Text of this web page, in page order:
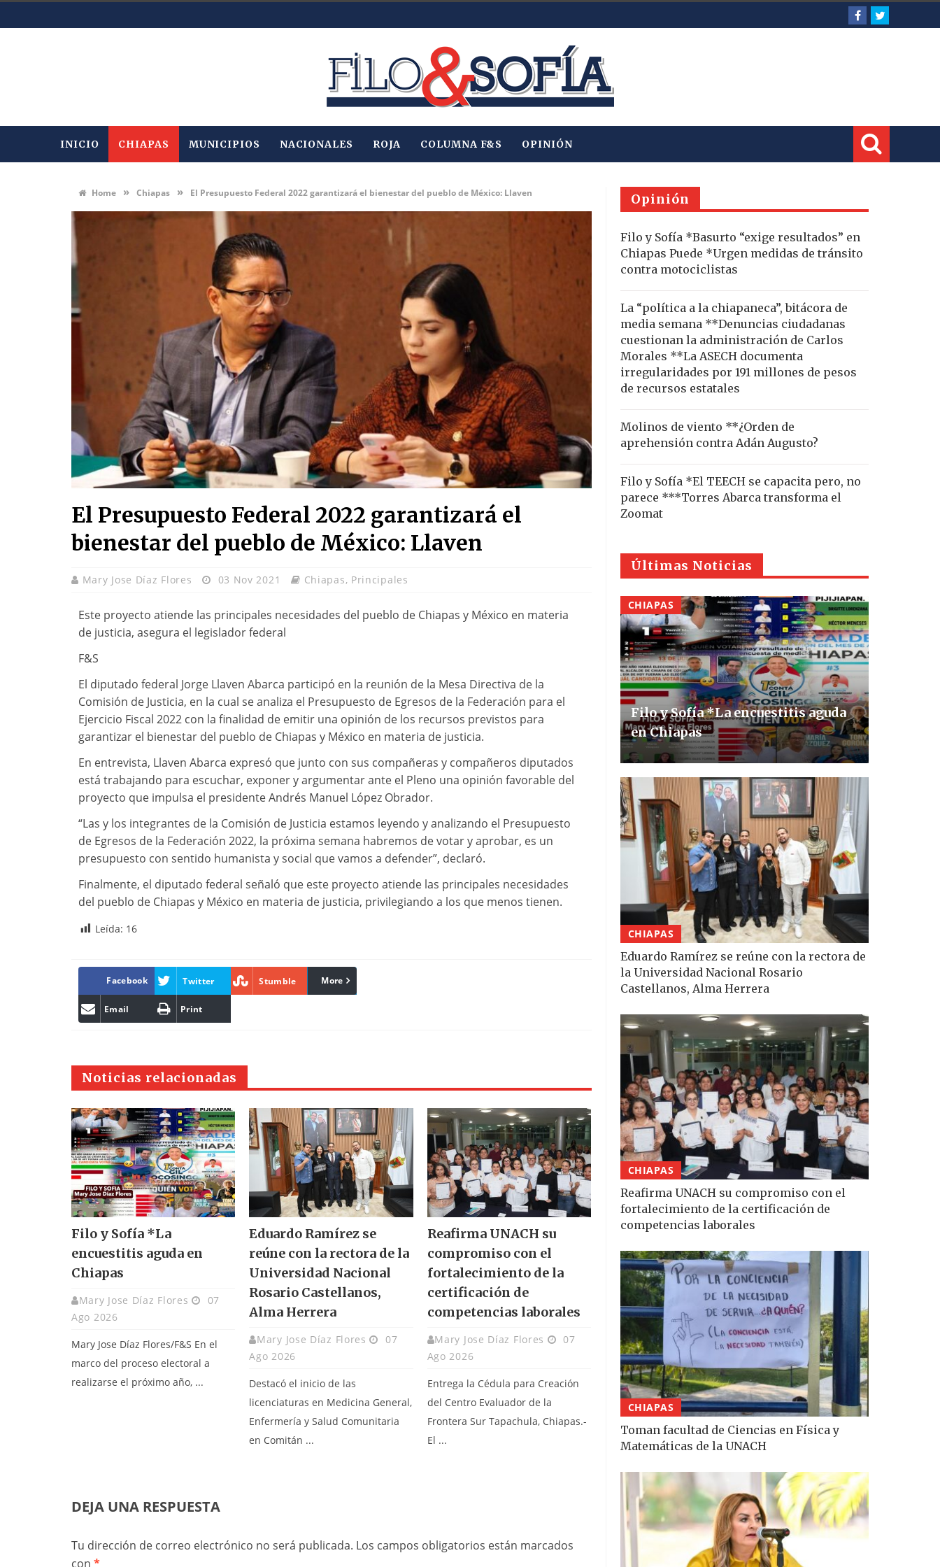
INICIO CHIAPAS MUNICIPIOS NACIONALES ROJA COLUMNA F&S OPINIÓN
Home » Chiapas » El Presupuesto Federal 2022 garantizará el bienestar del pueblo de México: Llaven
El Presupuesto Federal 2022 garantizará el
bienestar del pueblo de México: Llaven
Mary Jose Díaz Flores 03 Nov 2021 Chiapas, Principales
Este proyecto atiende las principales necesidades del pueblo de Chiapas y México en materia
de justicia, asegura el legislador federal
F&S
El diputado federal Jorge Llaven Abarca participó en la reunión de la Mesa Directiva de la
Comisión de Justicia, en la cual se analiza el Presupuesto de Egresos de la Federación para el
Ejercicio Fiscal 2022 con la finalidad de emitir una opinión de los recursos previstos para
garantizar el bienestar del pueblo de Chiapas y México en materia de justicia.
En entrevista, Llaven Abarca expresó que junto con sus compañeras y compañeros diputados
está trabajando para escuchar, exponer y argumentar ante el Pleno una opinión favorable del
proyecto que impulsa el presidente Andrés Manuel López Obrador.
“Las y los integrantes de la Comisión de Justicia estamos leyendo y analizando el Presupuesto
de Egresos de la Federación 2022, la próxima semana habremos de votar y aprobar, es un
presupuesto con sentido humanista y social que vamos a defender”, declaró.
Finalmente, el diputado federal señaló que este proyecto atiende las principales necesidades
del pueblo de Chiapas y México en materia de justicia, privilegiando a los que menos tienen.
Leída: 16
Facebook Twitter Stumble linkedin
Email Print
More
Noticias relacionadas
Filo y Sofía *La
encuestitis aguda en
Chiapas
Mary Jose Díaz Flores
07
Ago 2026
Mary Jose Díaz Flores/F&S En el
marco del proceso electoral a
realizarse el próximo año, ...
Eduardo Ramírez se
reúne con la rectora de la
Universidad Nacional
Rosario Castellanos,
Alma Herrera
Mary Jose Díaz Flores
07
Ago 2026
Destacó el inicio de las
licenciaturas en Medicina General,
Enfermería y Salud Comunitaria
en Comitán ...
Reafirma UNACH su
compromiso con el
fortalecimiento de la
certificación de
competencias laborales
Mary Jose Díaz Flores
07
Ago 2026
Entrega la Cédula para Creación
del Centro Evaluador de la
Frontera Sur Tapachula, Chiapas.-
El ...
DEJA UNA RESPUESTA
Tu dirección de correo electrónico no será publicada. Los campos obligatorios están marcados
con *
Opinión
Filo y Sofía *Basurto “exige resultados” en
Chiapas Puede *Urgen medidas de tránsito
contra motociclistas
La “política a la chiapaneca”, bitácora de
media semana **Denuncias ciudadanas
cuestionan la administración de Carlos
Morales **La ASECH documenta
irregularidades por 191 millones de pesos
de recursos estatales
Molinos de viento **¿Orden de
aprehensión contra Adán Augusto?
Filo y Sofía *El TEECH se capacita pero, no
parece ***Torres Abarca transforma el
Zoomat
Últimas Noticias
CHIAPAS
Filo y Sofía *La encuestitis aguda
en Chiapas
CHIAPAS
Eduardo Ramírez se reúne con la rectora de
la Universidad Nacional Rosario
Castellanos, Alma Herrera
CHIAPAS
Reafirma UNACH su compromiso con el
fortalecimiento de la certificación de
competencias laborales
CHIAPAS
Toman facultad de Ciencias en Física y
Matemáticas de la UNACH